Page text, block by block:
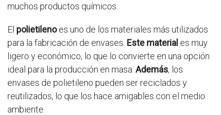
muchos productos químicos.
El polietilenoes uno de los materiales más utilizados
para la fabricación de envases. Este material es muy
ligero y económico, lo que lo convierte en una opción
ideal para la producción en masa. Además, los
envases de polietileno pueden ser reciclados y
reutilizados, lo que los hace amigables con el medio
ambiente.